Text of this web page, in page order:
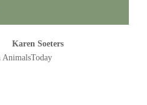
Karen Soeters
AnimalsToday